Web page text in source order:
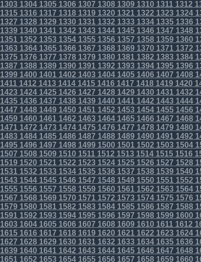
13031304130513061307 13081309131013111312
131513161317 13181319132013211322 13231324
1327 13281329133013311332 1333133413351336
1339134013411342 13431344134513461347 1348
13511352 13531354135513561357 135813591360
13631364136513661367 13681369137013711372
137513761377 13781379138013811382 13831384
1387 13881389139013911392 1393139413951396
1399140014011402 14031404140514061407 1408
14111412 14131414141514161417 141814191420
14231424142514261427 14281429143014311432
143514361437 14381439144014411442 14431444
1447 14481449145014511452 1453145414551456
1459146014611462 14631464146514661467 1468
14711472 14731474147514761477 147814791480
14831484148514861487 14881489149014911492
149514961497 14981499150015011502 15031504
1507 15081509151015111512 1513151415151516
1519152015211522 15231524152515261527 1528
15311532 15331534153515361537 153815391540
15431544154515461547 15481549155015511552
155515561557 15581559156015611562 15631564
1567 15681569157015711572 1573157415751576
1579158015811582 15831584158515861587 1588
15911592 15931594159515961597 159815991600
16031604160516061607 16081609161016111612
161516161617 16181619162016211622 16231624
1627 16281629163016311632 1633163416351636
1639164016411642 16431644164516461647 1648
16511652 16531654165516561657 165816591660